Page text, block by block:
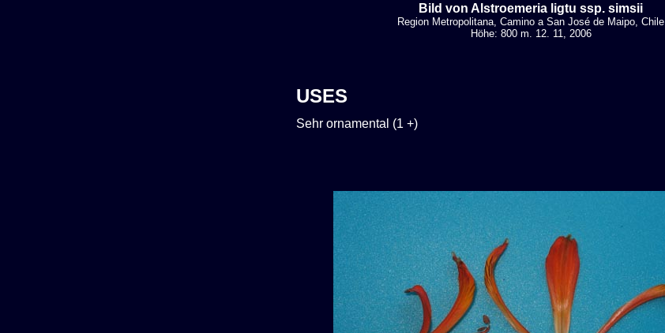
Bild von Alstroemeria ligtu ssp. simsii
Region Metropolitana, Camino a San José de Maipo, Chile
Höhe: 800 m. 12. 11, 2006
USES
Sehr ornamental (1 +)